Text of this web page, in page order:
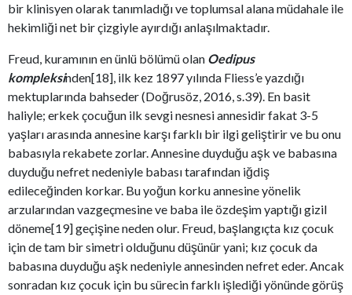
bir klinisyen olarak tanımladığı ve toplumsal alana müdahale ile
hekimliği net bir çizgiyle ayırdığı anlaşılmaktadır.
Freud, kuramının en ünlü bölümü olan Oedipus
kompleksinden[18], ilk kez 1897 yılında Fliess’e yazdığı
mektuplarında bahseder (Doğrusöz, 2016, s.39). En basit
haliyle; erkek çocuğun ilk sevgi nesnesi annesidir fakat 3-5
yaşları arasında annesine karşı farklı bir ilgi geliştirir ve bu onu
babasıyla rekabete zorlar. Annesine duyduğu aşk ve babasına
duyduğu nefret nedeniyle babası tarafından iğdiş
edileceğinden korkar. Bu yoğun korku annesine yönelik
arzularından vazgeçmesine ve baba ile özdeşim yaptığı gizil
döneme[19] geçişine neden olur. Freud, başlangıçta kız çocuk
için de tam bir simetri olduğunu düşünür yani; kız çocuk da
babasına duyduğu aşk nedeniyle annesinden nefret eder. Ancak
sonradan kız çocuk için bu sürecin farklı işlediği yönünde görüş